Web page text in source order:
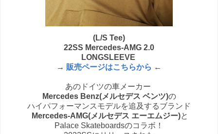
(L/S Tee)
22SS Mercedes-AMG 2.0
LONGSLEEVE
→ 販売ページはこちらから ←
あのドイツの車メーカー
Mercedes Benz(メルセデス ベンツ)の
ハイパフォーマンスモデルを追及するブランド
Mercedes-AMG(メルセデス エーエムジー)と
Palace Skateboardsのコラボ！